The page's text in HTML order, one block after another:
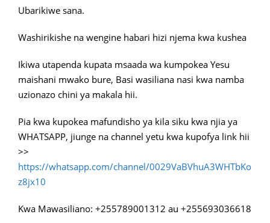
Ubarikiwe sana.
Washirikishe na wengine habari hizi njema kwa kushea
Ikiwa utapenda kupata msaada wa kumpokea Yesu
maishani mwako bure, Basi wasiliana nasi kwa namba
uzionazo chini ya makala hii.
Pia kwa kupokea mafundisho ya kila siku kwa njia ya
WHATSAPP, jiunge na channel yetu kwa kupofya link hii
>>
https://whatsapp.com/channel/0029VaBVhuA3WHTbKo
z8jx10
Kwa Mawasiliano: +255789001312 au +255693036618